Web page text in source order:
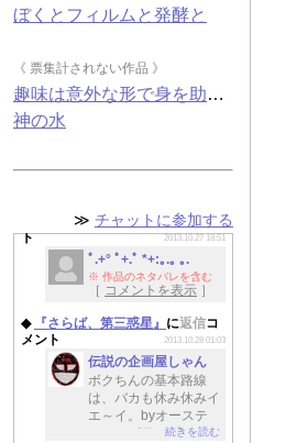
ぼくとフィルムと発酵と
《 票集計されない作品 》
趣味は意外な形で身を助ける
神の水
≫ チャットに参加する
◆ 『発酵人種』にコメント
※ 作品のネタバレを含む
［ コメントを表示］
◆『魔女狩り』
※ 作品のネタバレを含む
『完全体サイボーグ』にコメン
ト
2013.10.27 18:51
ﾟ.+° ﾟ+.ﾟ *+:｡.｡ ｡.
※ 作品のネタバレを含む
［ コメントを表示 ］
◆ 『さらば、第三惑星』 に返信コ
メント
2013.10.28 01:03
伝説の企画屋しゃん
続きを読む
ボクちんの基本路線
は、バカも休み休みイ
エ～イ。byオーステ
ィン・パワーズ